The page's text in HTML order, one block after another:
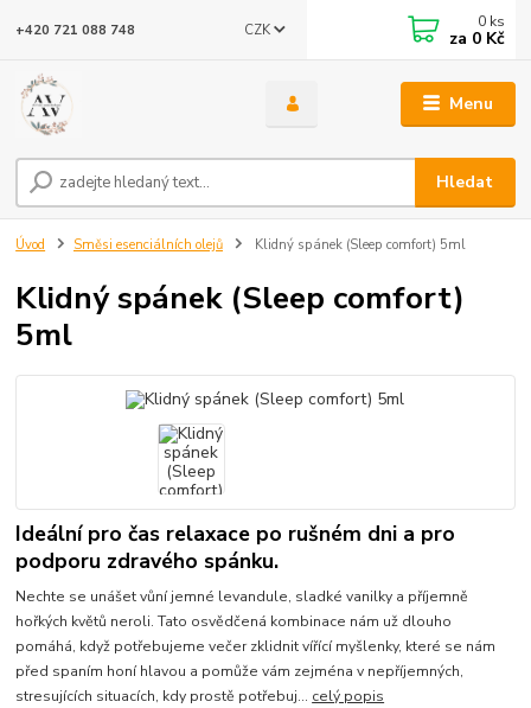
Menu
CZK
Hledat
+420 721 088 748 0 ks
za 0 Kč
Úvod Směsi esenciálních olejů Klidný spánek (Sleep comfort) 5ml
Klidný spánek (Sleep comfort)
5ml
Ideální pro čas relaxace po rušném dni a pro
podporu zdravého spánku.
Nechte se unášet vůní jemné levandule, sladké vanilky a příjemně
hořkých květů neroli. Tato osvědčená kombinace nám už dlouho
pomáhá, když potřebujeme večer zklidnit vířící myšlenky, které se nám
před spaním honí hlavou a pomůže vám zejména v nepříjemných,
stresujících situacích, kdy prostě potřebuj... celý popis